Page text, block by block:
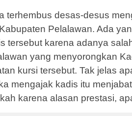
terhembus desas-desus
Pelalawan. Ada
tersebut karena adanya
yang menyorongkan
kursi tersebut. Tak jelas
mengajak kadis itu
karena alasan prestasi,